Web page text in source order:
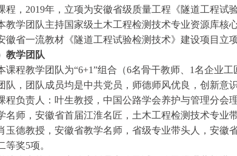
程， 2019年，立项为安徽省级质量工程《隧道工程试
教学团队主持国家级土木工程检测技术专业资源库核
徽省一流教材《隧道工程试验检测技术》建设项目立项
教学团队
课程教学团队为“6+1”组合（6名骨干教师、 1名企业工
队，团队成员均是中共党员，师德师风优良，创新意
程负责人：叶生教授，中国公路学会养护与管理分会
名师，安徽省首届江淮名匠，土木工程检测技术专业
玉德教授，安徽省教学名师，省级专业带头人，安徽
等奖5项。